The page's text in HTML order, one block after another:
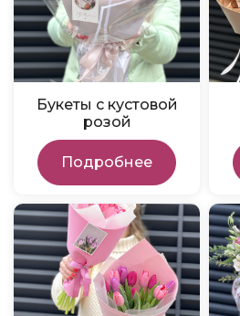
Букеты с кустовой
розой
Подробнее